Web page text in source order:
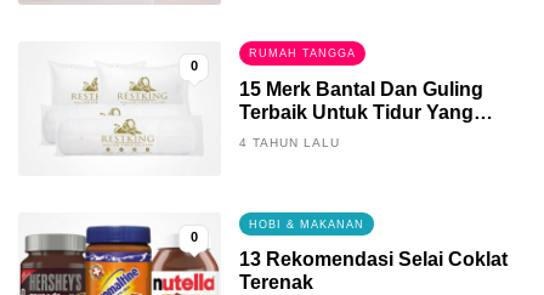
0
RUMAH TANGGA
15 Merk Bantal Dan Guling
Terbaik Untuk Tidur Yang
Berkualitas
4 TAHUN LALU
0
HOBI & MAKANAN
13 Rekomendasi Selai Coklat
Terenak